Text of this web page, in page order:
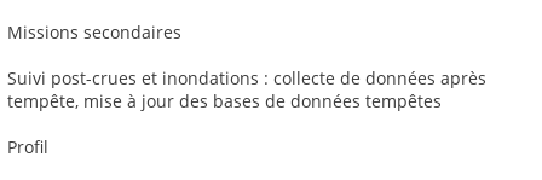
Missions secondaires
Suivi post-crues et inondations : collecte de données après
tempête, mise à jour des bases de données tempêtes
Profil